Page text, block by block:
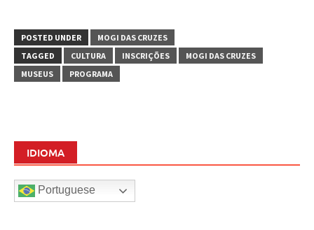
POSTED UNDER
MOGI DAS CRUZES
TAGGED
CULTURA INSCRIÇÕES
MOGI DAS CRUZES
MUSEUS
PROGRAMA
IDIOMA
Portuguese